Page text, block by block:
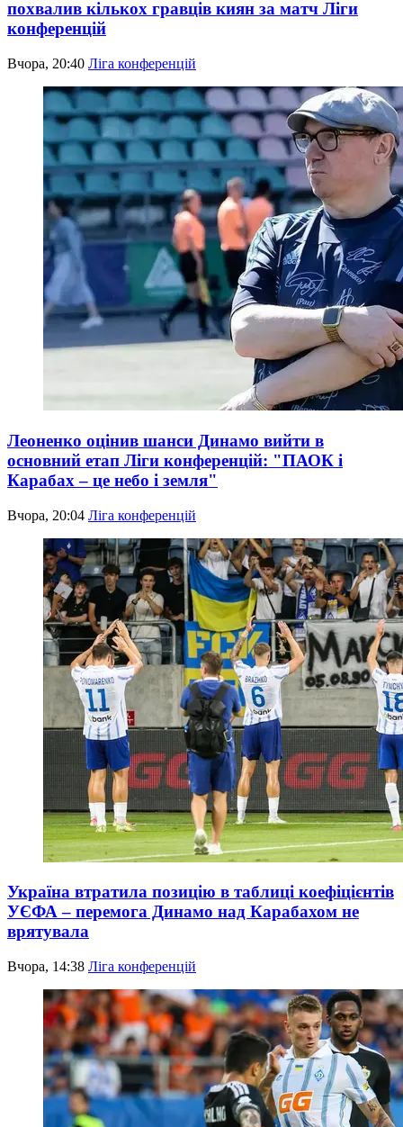
похвалив кількох гравців киян за матч Ліги
конференцій
Вчора, 20:40 Ліга конференцій
Леоненко оцінив шанси Динамо вийти в
основний етап Ліги конференцій: "ПАОК і
Карабах – це небо і земля"
Вчора, 20:04 Ліга конференцій
Україна втратила позицію в таблиці коефіцієнтів
УЄФА – перемога Динамо над Карабахом не
врятувала
Вчора, 14:38 Ліга конференцій